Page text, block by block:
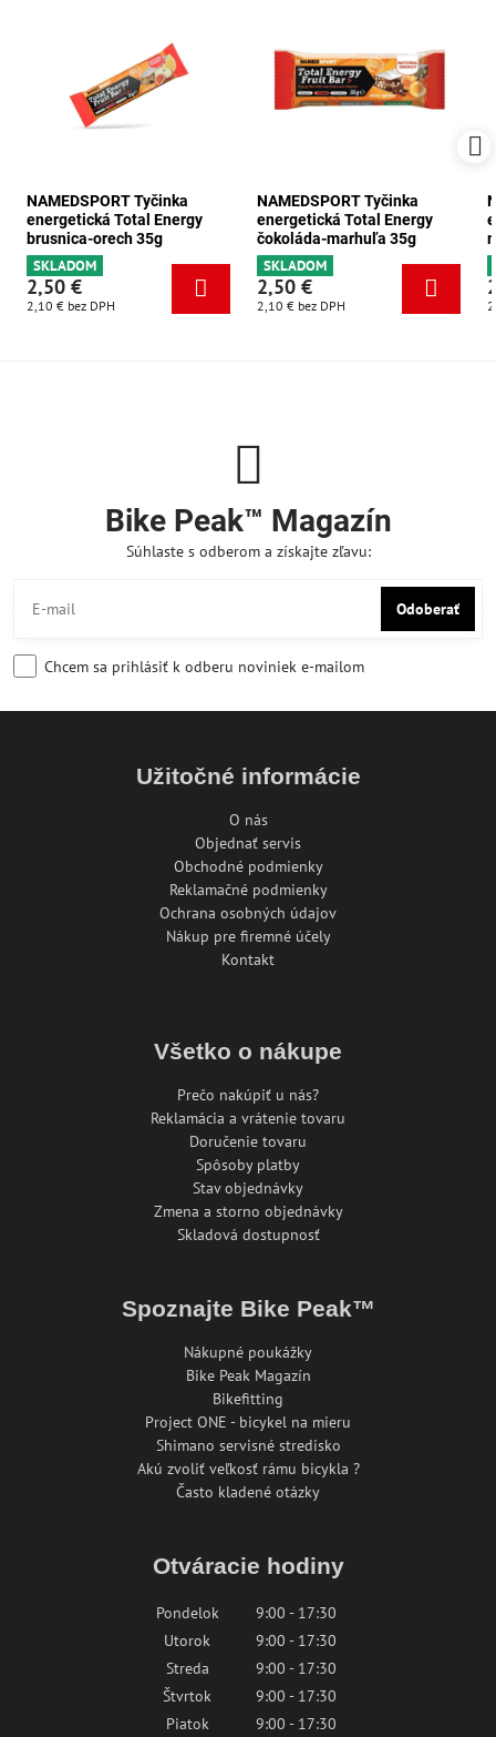
NAMEDSPORT Tyčinka
energetická Total Energy
brusnica-orech 35g
SKLADOM
2,50 €
2,10 € bez DPH
NAMEDSPORT Tyčinka
energetická Total Energy
čokoláda-marhuľa 35g
SKLADOM
2,50 €
2,10 € bez DPH
Bike Peak™ Magazín
Súhlaste s odberom a získajte zľavu:
Odoberať
Chcem sa prihlásiť k odberu noviniek e-mailom
Užitočné informácie
O nás
Objednať servis
Obchodné podmienky
Reklamačné podmienky
Ochrana osobných údajov
Nákup pre firemné účely
Kontakt
Všetko o nákupe
Prečo nakúpiť u nás?
Reklamácia a vrátenie tovaru
Doručenie tovaru
Spôsoby platby
Stav objednávky
Zmena a storno objednávky
Skladová dostupnosť
Spoznajte Bike Peak™
Nákupné poukážky
Bike Peak Magazín
Bikefitting
Project ONE - bicykel na mieru
Shimano servisné stredisko
Akú zvoliť veľkosť rámu bicykla ?
Často kladené otázky
Otváracie hodiny
Pondelok
9:00 - 17:30
Utorok
9:00 - 17:30
Streda
9:00 - 17:30
Štvrtok
9:00 - 17:30
Piatok
9:00 - 17:30